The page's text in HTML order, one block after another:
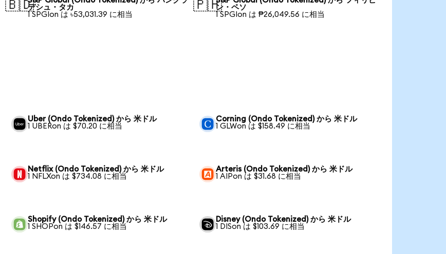
🇧🇩デシュ・タカ
1 SPGIon は ৳53,031.39 に相当
🇵🇭ン・ペソ
1 SPGIon は ₱26,049.56 に相当
Uber (Ondo Tokenized) から 米ドル
1 UBERon は $70.20 に相当
Corning (Ondo Tokenized) から 米ドル
1 GLWon は $158.49 に相当
Netflix (Ondo Tokenized) から 米ドル
1 NFLXon は $734.08 に相当
Arteris (Ondo Tokenized) から 米ドル
1 AIPon は $31.68 に相当
Shopify (Ondo Tokenized) から 米ドル
1 SHOPon は $146.57 に相当
Disney (Ondo Tokenized) から 米ドル
1 DISon は $103.69 に相当